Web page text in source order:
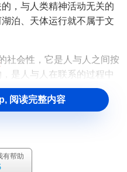
，与人类精神活动无关的
泊、天体运行就不属于文
社会性，它是人与人之间按
是人与人在联系的过程中
、互相评价、互相承认中
不会有文化。
个人都无法构成文化。
阅读完整内容
有帮助